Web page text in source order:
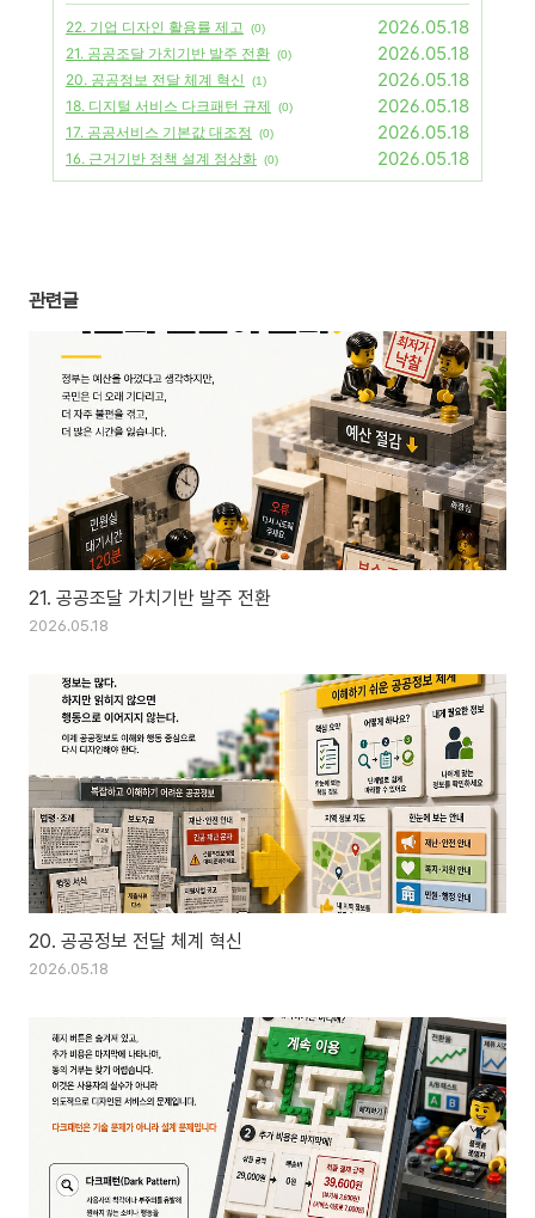
22. 기업 디자인 활용률 제고 (0) 2026.05.18
21. 공공조달 가치기반 발주 전환 (0) 2026.05.18
20. 공공정보 전달 체계 혁신 (1) 2026.05.18
18. 디지털 서비스 다크패턴 규제 (0) 2026.05.18
17. 공공서비스 기본값 대조정 (0) 2026.05.18
16. 근거기반 정책 설계 정상화 (0) 2026.05.18
관련글
21. 공공조달 가치기반 발주 전환
2026.05.18
20. 공공정보 전달 체계 혁신
2026.05.18